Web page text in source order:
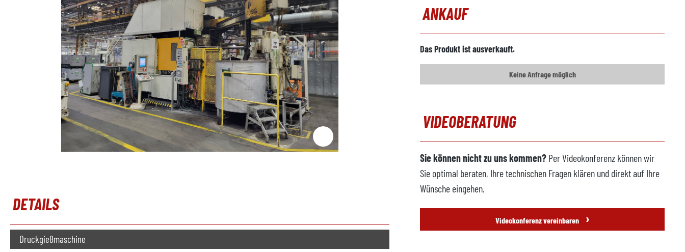
DETAILS
Druckgießmaschine
ANKAUF
Das Produkt ist ausverkauft.
Keine Anfrage möglich
VIDEOBERATUNG
Sie können nicht zu uns kommen? Per Videokonferenz können wir
Sie optimal beraten, Ihre technischen Fragen klären und direkt auf Ihre
Wünsche eingehen.
Videokonferenz vereinbaren ›